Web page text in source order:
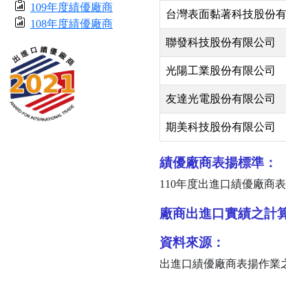
109年度績優廠商
108年度績優廠商
台灣表面黏著科技股份
聯發科技股份有限公司
光陽工業股份有限公司
友達光電股份有限公司
期美科技股份有限公司
績優廠商表揚標準：
110年度出進口績優廠商
廠商出進口實績之計
資料來源：
出進口績優廠商表揚作業